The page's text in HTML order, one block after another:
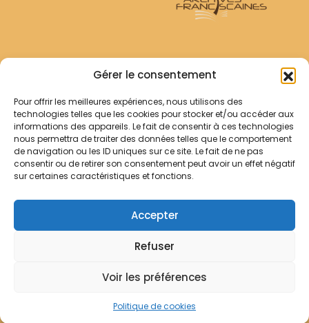
Gérer le consentement
Pour offrir les meilleures expériences, nous utilisons des
technologies telles que les cookies pour stocker et/ou accéder aux
informations des appareils. Le fait de consentir à ces technologies
nous permettra de traiter des données telles que le comportement
de navigation ou les ID uniques sur ce site. Le fait de ne pas
consentir ou de retirer son consentement peut avoir un effet négatif
sur certaines caractéristiques et fonctions.
Accepter
Refuser
Voir les préférences
Politique de cookies
Archives Franciscaines
RECHERCHER
Comment chercher ?
Les archives
Notre démarche
Contact